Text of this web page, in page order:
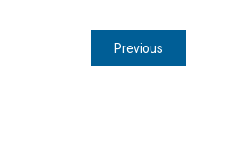
Navegação
de
Previous
post: